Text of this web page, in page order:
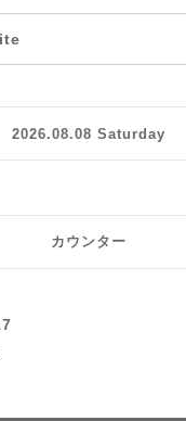
2026.08.08 Saturday
カウンター